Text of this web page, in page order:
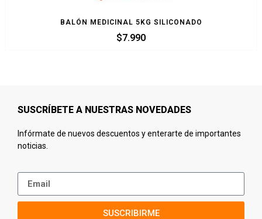
BALÓN MEDICINAL 5KG SILICONADO
$7.990
SUSCRÍBETE A NUESTRAS NOVEDADES
Infórmate de nuevos descuentos y enterarte de importantes
noticias.
SUSCRIBIRME